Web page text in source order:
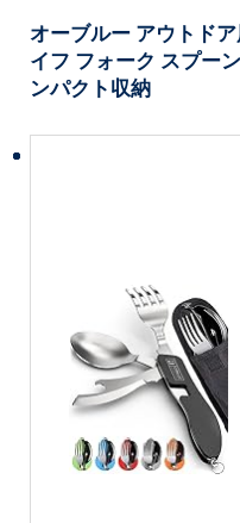
オーブルー アウトド
イフ フォーク スプー
ンパクト収納